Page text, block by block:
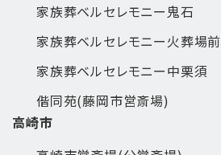
家族葬ベルセレモニー鬼石
家族葬ベルセレモニー火葬場前
家族葬ベルセレモニー中栗須
偕同苑(藤岡市営斎場)
高崎市